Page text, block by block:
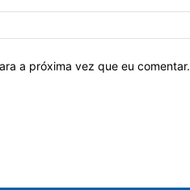
a próxima vez que eu comentar.